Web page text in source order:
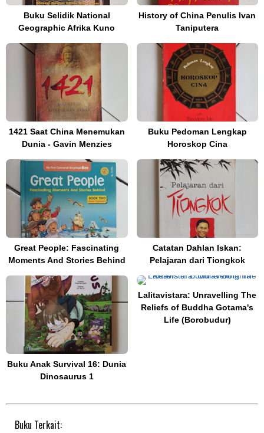
Buku Selidik National
Geographic Afrika Kuno
History of China Penulis Ivan
Taniputera
1421 Saat China Menemukan
Dunia - Gavin Menzies
Buku Pedoman Lengkap
Horoskop Cina
Great People: Fascinating
Moments And Stories Behind
Catatan Dahlan Iskan:
Pelajaran dari Tiongkok
Buku Anak Survival 16: Dunia
Dinosaurus 1
Lalitavistara: Unravelling The
Reliefs of Buddha Gotama's
Life (Borobudur)
Buku Terkait: